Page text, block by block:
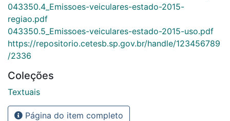
043350.4_Emissoes-veiculares-estado-2015-
regiao.pdf
043350.5_Emissoes-veiculares-estado-2015-uso.pdf
https://repositorio.cetesb.sp.gov.br/handle/123456789
/2336
Coleções
Textuais
Página do item completo